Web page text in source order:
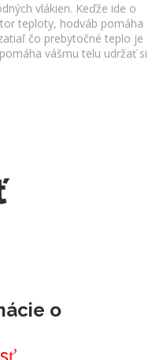
vlákien. Keďže ide o
teploty, hodváb pomáha
čo prebytočné teplo je
vášmu telu udržať si
o